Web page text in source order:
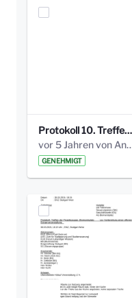
Protokoll 10. Treffen 20150720 AG Bismarckplatz.pdf
vor 5 Jahren von
GENEHMIGT